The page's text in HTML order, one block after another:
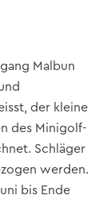
Malbun
der kleine
des Minigolf-
Schläger
werden.
bis Ende